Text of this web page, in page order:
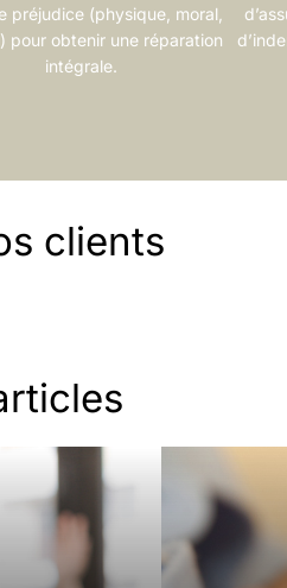
préjudice (physique, moral,
pour obtenir une réparation
intégrale.
clients